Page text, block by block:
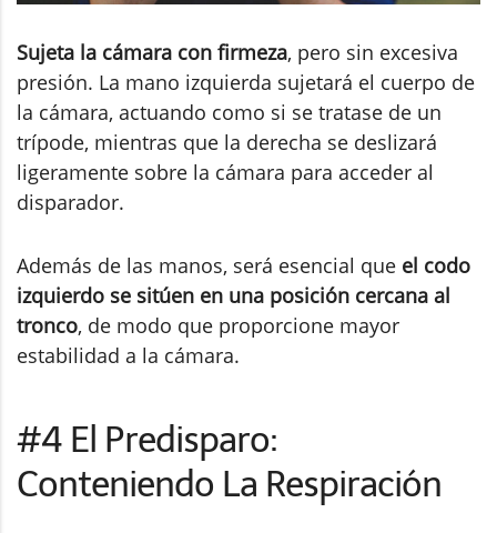
Sujeta la cámara con firmeza, pero sin excesiva
presión. La mano izquierda sujetará el cuerpo de
la cámara, actuando como si se tratase de un
trípode, mientras que la derecha se deslizará
ligeramente sobre la cámara para acceder al
disparador.
Además de las manos, será esencial que el codo
izquierdo se sitúen en una posición cercana al
tronco, de modo que proporcione mayor
estabilidad a la cámara.
#4 El Predisparo:
Conteniendo La Respiración